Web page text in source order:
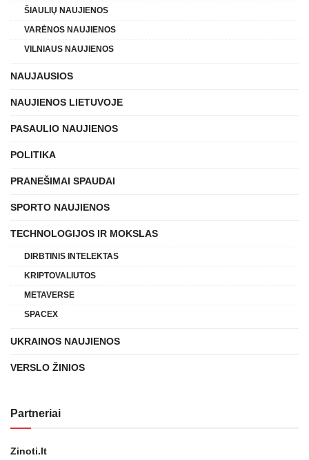
ŠIAULIŲ NAUJIENOS
VARĖNOS NAUJIENOS
VILNIAUS NAUJIENOS
NAUJAUSIOS
NAUJIENOS LIETUVOJE
PASAULIO NAUJIENOS
POLITIKA
PRANEŠIMAI SPAUDAI
SPORTO NAUJIENOS
TECHNOLOGIJOS IR MOKSLAS
DIRBTINIS INTELEKTAS
KRIPTOVALIUTOS
METAVERSE
SPACEX
UKRAINOS NAUJIENOS
VERSLO ŽINIOS
Partneriai
Zinoti.lt